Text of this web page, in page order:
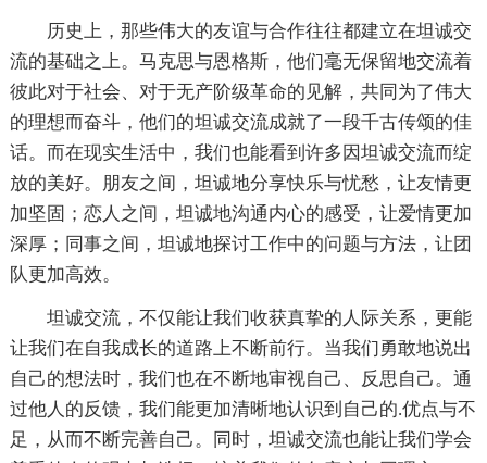
历史上，那些伟大的友谊与合作往往都建立在坦诚交
流的基础之上。马克思与恩格斯，他们毫无保留地交流着
彼此对于社会、对于无产阶级革命的见解，共同为了伟大
的理想而奋斗，他们的坦诚交流成就了一段千古传颂的佳
话。而在现实生活中，我们也能看到许多因坦诚交流而绽
放的美好。朋友之间，坦诚地分享快乐与忧愁，让友情更
加坚固；恋人之间，坦诚地沟通内心的感受，让爱情更加
深厚；同事之间，坦诚地探讨工作中的问题与方法，让团
队更加高效。
坦诚交流，不仅能让我们收获真挚的人际关系，更能
让我们在自我成长的道路上不断前行。当我们勇敢地说出
自己的想法时，我们也在不断地审视自己、反思自己。通
过他人的反馈，我们能更加清晰地认识到自己的.优点与不
足，从而不断完善自己。同时，坦诚交流也能让我们学会